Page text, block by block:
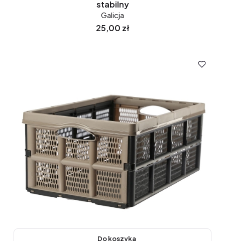
stabilny
Galicja
Cena
25,00 zł
Do koszyka